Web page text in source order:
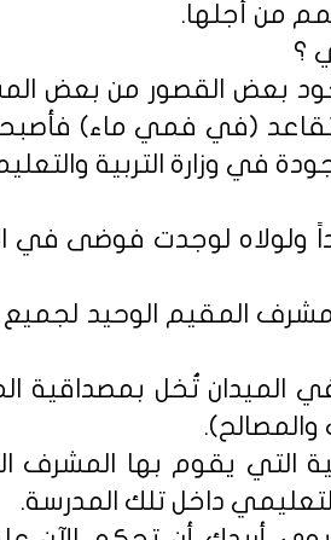
من أجلها.
؟
بعض القصور من بعض
(في فمي ماء)
في وزارة التربية
ولولاه لوجدت فوضى في
المقيم الوحيد لجميع
في الميدان تُخل بمصداقية
التي يقوم بها المشرف
داخل تلك المدرسة.